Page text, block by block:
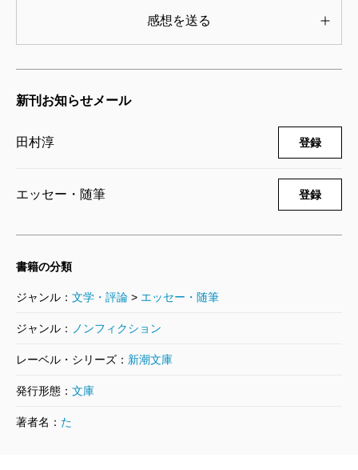
感想を送る
新刊お知らせメール
田村淳 登録
エッセー・随筆 登録
書籍の分類
ジャンル： 文学・評論 > エッセー・随筆
ジャンル： ノンフィクション
レーベル・シリーズ： 新潮文庫
発行形態： 文庫
著者名： た